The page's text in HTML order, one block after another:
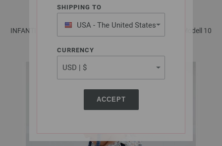
SHIPPING TO
USA - The United States
of America
CURRENCY
ACCEPT
INFANTI No. 21 - Magasin (DE) + Strikkeopskrifter (DK) | Modell 10